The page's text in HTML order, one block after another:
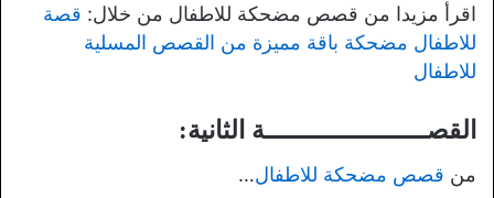
اقرأ مزيدا من قصص مضحكة للاطفال من خلال: قصة
للاطفال مضحكة باقة مميزة من القصص المسلية
للاطفال
القصـــــــــــــــــــــة الثانية:
من قصص مضحكة للاطفال…